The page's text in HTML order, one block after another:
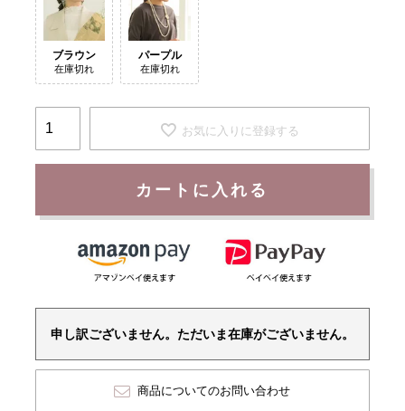
ブラウン
在庫切れ
パープル
在庫切れ
お気に入りに登録する
カートに入れる
申し訳ございません。ただいま在庫がございません。
商品についてのお問い合わせ